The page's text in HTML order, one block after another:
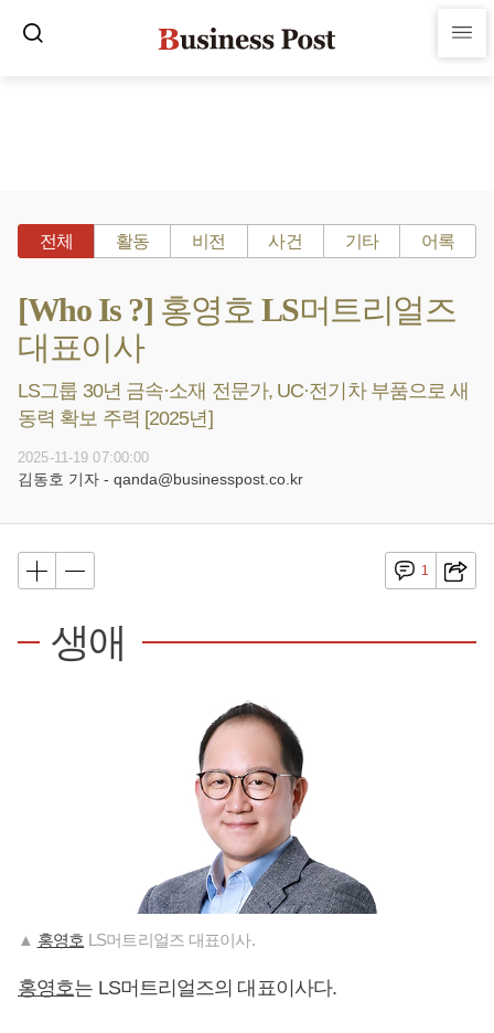
전체 활동 비전 사건 기타 어록
[Who Is ?] 홍영호 LS머트리얼즈
대표이사
LS그룹 30년 금속·소재 전문가, UC·전기차 부품으로 새
동력 확보 주력 [2025년]
2025-11-19 07:00:00
김동호 기자 - qanda@businesspost.co.kr
1
생애
▲ 홍영호 LS머트리얼즈 대표이사.
홍영호는 LS머트리얼즈의 대표이사다.